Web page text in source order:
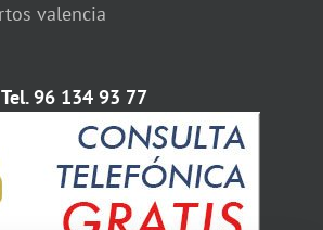
valencia
96 134 93 77